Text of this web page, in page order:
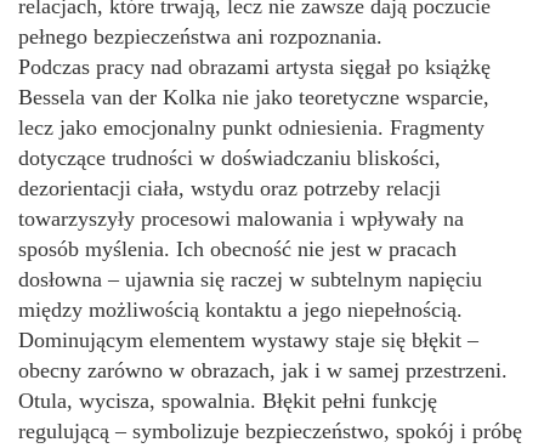
relacjach, które trwają, lecz nie zawsze dają poczucie
pełnego bezpieczeństwa ani rozpoznania.
Podczas pracy nad obrazami artysta sięgał po książkę
Bessela van der Kolka nie jako teoretyczne wsparcie,
lecz jako emocjonalny punkt odniesienia. Fragmenty
dotyczące trudności w doświadczaniu bliskości,
dezorientacji ciała, wstydu oraz potrzeby relacji
towarzyszyły procesowi malowania i wpływały na
sposób myślenia. Ich obecność nie jest w pracach
dosłowna – ujawnia się raczej w subtelnym napięciu
między możliwością kontaktu a jego niepełnością.
Dominującym elementem wystawy staje się błękit –
obecny zarówno w obrazach, jak i w samej przestrzeni.
Otula, wycisza, spowalnia. Błękit pełni funkcję
regulującą – symbolizuje bezpieczeństwo, spokój i próbę